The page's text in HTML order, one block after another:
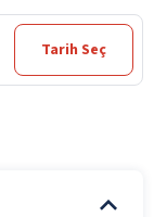
Tarih Seç